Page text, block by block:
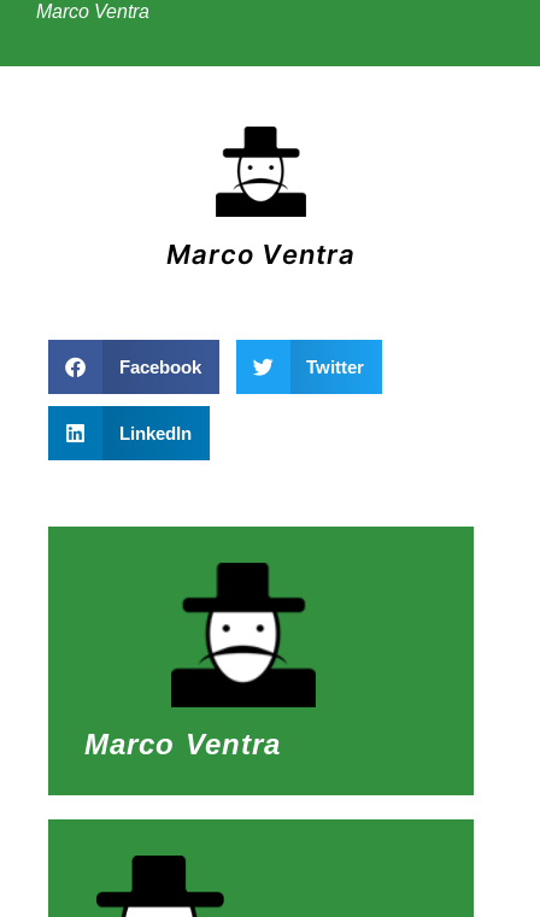
Marco Ventra
Marco Ventra
Facebook Twitter
LinkedIn
Marco Ventra